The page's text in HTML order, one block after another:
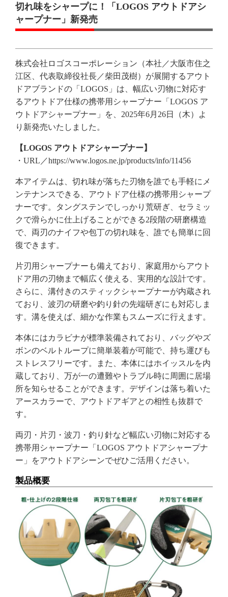
切れ味をシャープに！「LOGOS アウトドアシ
ャープナー」新発売
株式会社ロゴスコーポレーション（本社／大阪市住之
江区、代表取締役社長／柴田茂樹）が展開するアウト
ドアブランドの「LOGOS」は、幅広い刃物に対応す
るアウトドア仕様の携帯用シャープナー「LOGOS ア
ウトドアシャープナー」を、2025年6月26日（木）よ
り新発売いたしました。
【LOGOS アウトドアシャープナー】
・URL／https://www.logos.ne.jp/products/info/11456
本アイテムは、切れ味が落ちた刃物を誰でも手軽にメ
ンテナンスできる、アウトドア仕様の携帯用シャープ
ナーです。タングステンでしっかり荒研ぎ、セラミッ
クで滑らかに仕上げることができる2段階の研磨構造
で、両刃のナイフや包丁の切れ味を、誰でも簡単に回
復できます。
片刃用シャープナーも備えており、家庭用からアウト
ドア用の刃物まで幅広く使える、実用的な設計です。
さらに、溝付きのスティックシャープナーが内蔵され
ており、波刃の研磨や釣り針の先端研ぎにも対応しま
す。溝を使えば、細かな作業もスムーズに行えます。
本体にはカラビナが標準装備されており、バッグやズ
ボンのベルトループに簡単装着が可能で、持ち運びも
ストレスフリーです。また、本体にはホイッスルを内
蔵しており、万が一の遭難やトラブル時に周囲に居場
所を知らせることができます。デザインは落ち着いた
アースカラーで、アウトドアギアとの相性も抜群で
す。
両刃・片刃・波刀・釣り針など幅広い刃物に対応する
携帯用シャープナー「LOGOS アウトドアシャープナ
ー」をアウトドアシーンでぜひご活用ください。
製品概要